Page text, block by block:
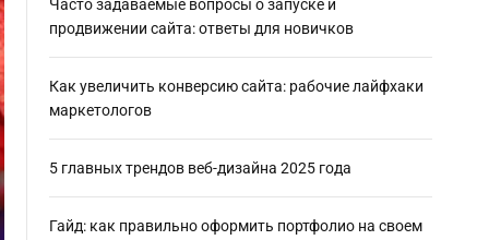
Часто задаваемые вопросы о запуске и
продвижении сайта: ответы для новичков
Как увеличить конверсию сайта: рабочие лайфхаки
маркетологов
5 главных трендов веб-дизайна 2025 года
Гайд: как правильно оформить портфолио на своем